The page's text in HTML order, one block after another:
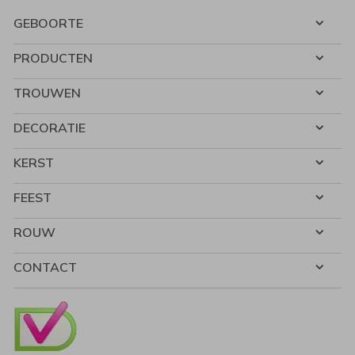
GEBOORTE
PRODUCTEN
TROUWEN
DECORATIE
KERST
FEEST
ROUW
CONTACT